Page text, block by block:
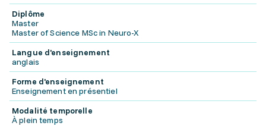
Diplôme
Master
Master of Science MSc in Neuro-X
Langue d'enseignement
anglais
Forme d'enseignement
Enseignement en présentiel
Modalité temporelle
À plein temps